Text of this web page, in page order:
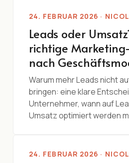
24. FEBRUAR 2026 ·
Leads oder
richtige
nach
Warum mehr Leads nicht
bringen: eine klare
Unternehmer, wann auf
Umsatz optimiert werden
24. FEBRUAR 2026 ·